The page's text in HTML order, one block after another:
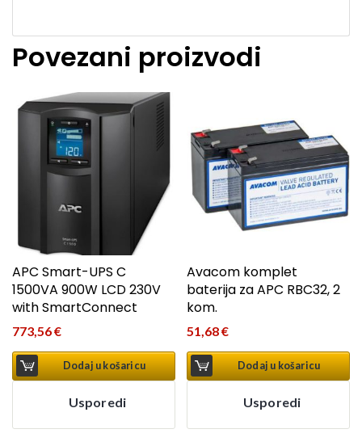
Povezani proizvodi
APC Smart-UPS C
1500VA 900W LCD 230V
with SmartConnect
773,56€
Dodaj u košaricu
Usporedi
Avacom komplet
baterija za APC RBC32, 2
kom.
51,68€
Dodaj u košaricu
Usporedi